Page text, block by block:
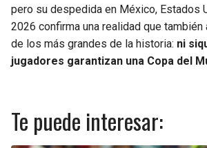
pero su despedida en México, Estados
2026 confirma una realidad que también
de los más grandes de la historia: ni
jugadores garantizan una Copa del
Te puede interesar: